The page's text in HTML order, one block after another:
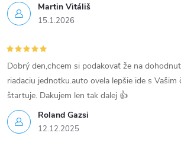
Martin Vitáliš
15.1.2026
Roland Gazsi
12.12.2025
Dobrý den,chcem si podakovať že na
riadaciu jednotku.auto ovela lepšie ide s Vašim
štartuje. Dakujem len tak dalej 👍